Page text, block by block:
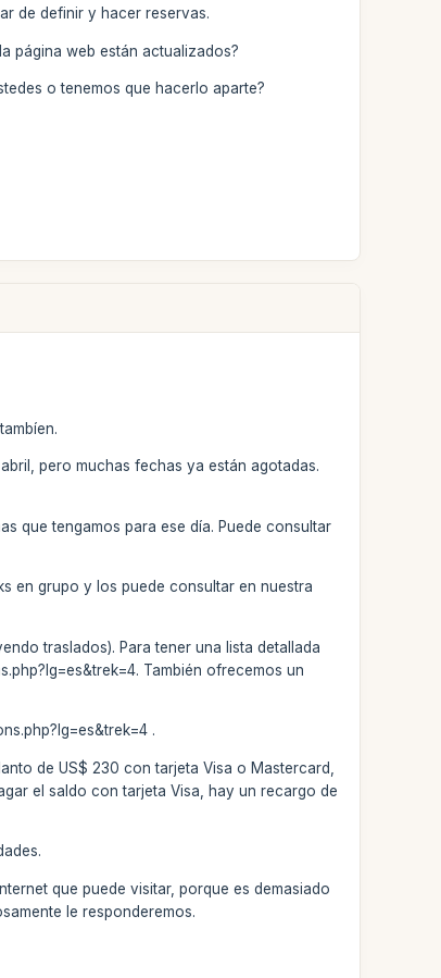
de definir y hacer reservas.
página web están actualizados?
o tenemos que hacerlo aparte?
pero muchas fechas ya están agotadas.
que tengamos para ese día. Puede consultar
en grupo y los puede consultar en nuestra
traslados). Para tener una lista detallada
También ofrecemos un
.
de US$ 230 con tarjeta Visa o Mastercard,
el saldo con tarjeta Visa, hay un recargo de
que puede visitar, porque es demasiado
le responderemos.